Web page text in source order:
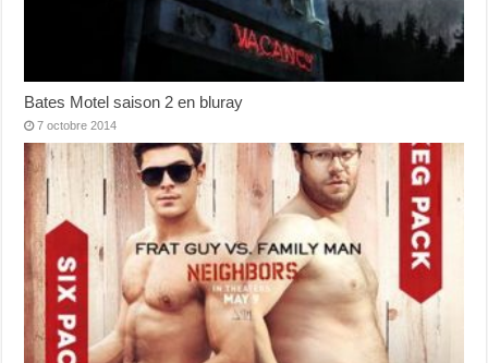
Bates Motel saison 2 en bluray
7 octobre 2014